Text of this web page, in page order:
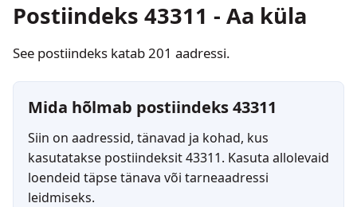
Postiindeks 43311 - Aa küla
See postiindeks katab 201 aadressi.
Mida hõlmab postiindeks 43311
Siin on aadressid, tänavad ja kohad, kus
kasutatakse postiindeksit 43311. Kasuta allolevaid
loendeid täpse tänava või tarneaadressi
leidmiseks.